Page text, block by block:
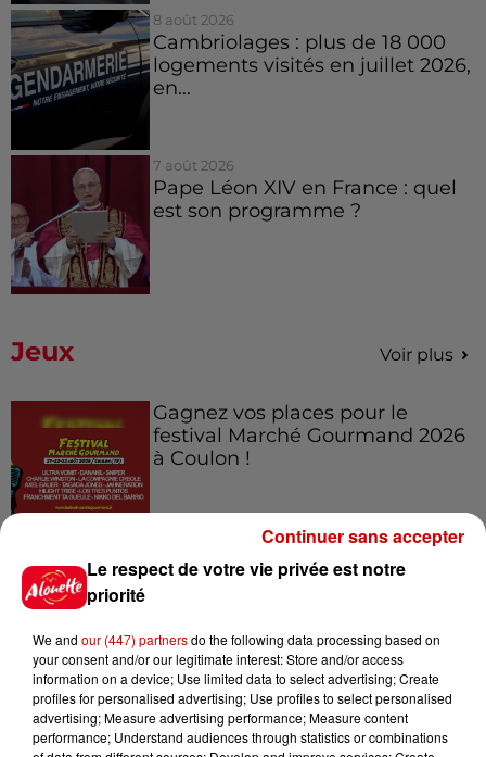
8 août 2026
Cambriolages : plus de 18 000
logements visités en juillet 2026,
en...
7 août 2026
Pape Léon XIV en France : quel
est son programme ?
Jeux Voir plus
Gagnez vos places pour le
festival Marché Gourmand 2026
à Coulon !
Le Duel - Gagnez vos entrées
pour l'un des zoos de nos
Destination Vacances - Gagnez
votre séjour en famille au cœur
de la...
Le respect de votre vie privée est notre
priorité
We and our (447) partnersdo the following data processing based on
your consent and/or our legitimate interest: Store and/or access
information on a device; Use limited data to select advertising; Create
profiles for personalised advertising; Use profiles to select personalised
advertising; Measure advertising performance; Measure content
performance; Understand audiences through statistics or combinations
Continuer sans accepter